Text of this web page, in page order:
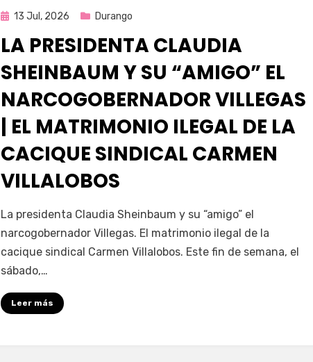
Publicada
13 Jul, 2026 Durango
LA PRESIDENTA CLAUDIA
SHEINBAUM Y SU “AMIGO” EL
NARCOGOBERNADOR VILLEGAS
| EL MATRIMONIO ILEGAL DE LA
CACIQUE SINDICAL CARMEN
VILLALOBOS
porFernando Miranda Servín
La presidenta Claudia Sheinbaum y su “amigo” el
narcogobernador Villegas. El matrimonio ilegal de la
cacique sindical Carmen Villalobos. Este fin de semana, el
sábado,…
Leer más